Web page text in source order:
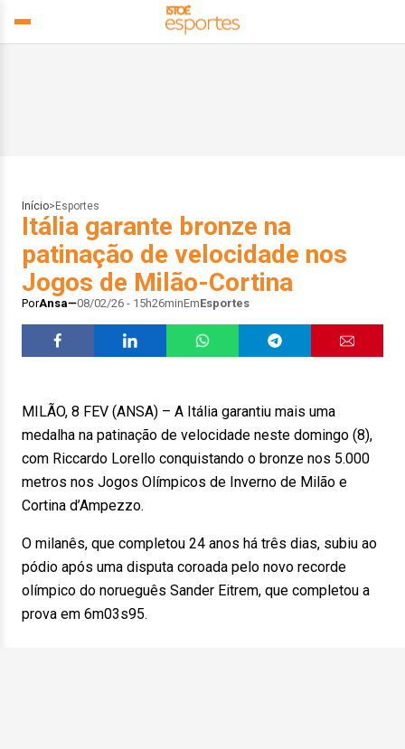
Início> Esportes
Itália garante bronze na
patinação de velocidade nos
Jogos de Milão-Cortina
PorAnsa 08/02/26 - 15h26minEmEsportes
MILÃO, 8 FEV (ANSA) – A Itália garantiu mais uma
medalha na patinação de velocidade neste domingo (8),
com Riccardo Lorello conquistando o bronze nos 5.000
metros nos Jogos Olímpicos de Inverno de Milão e
Cortina d’Ampezzo.
O milanês, que completou 24 anos há três dias, subiu ao
pódio após uma disputa coroada pelo novo recorde
olímpico do norueguês Sander Eitrem, que completou a
prova em 6m03s95.